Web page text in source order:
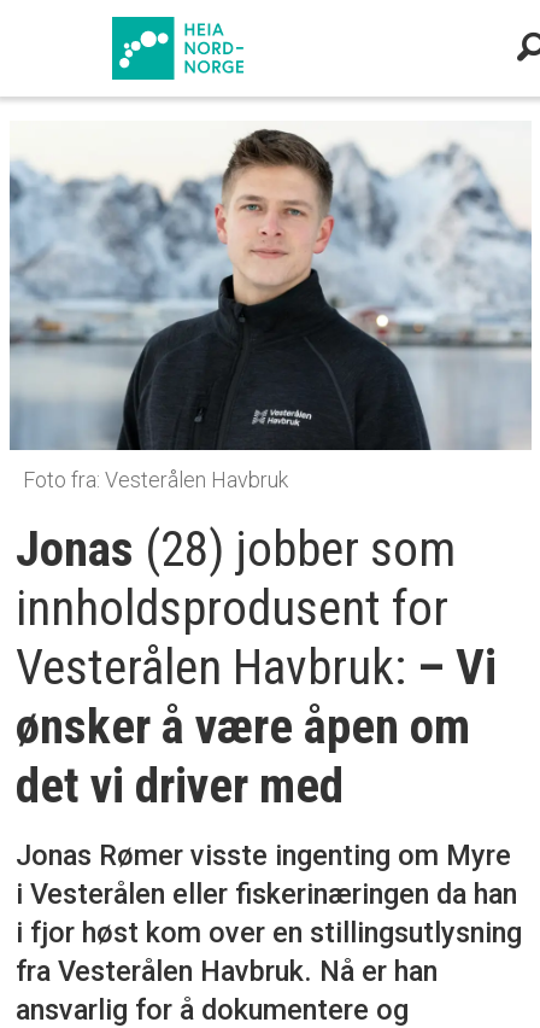
Foto fra: Vesterålen Havbruk
Jonas (28) jobber som
innholdsprodusent for
Vesterålen Havbruk: – Vi
ønsker å være åpen om
det vi driver med
Jonas Rømer visste ingenting om Myre
i Vesterålen eller fiskerinæringen da han
i fjor høst kom over en stillingsutlysning
fra Vesterålen Havbruk. Nå er han
ansvarlig for å dokumentere og